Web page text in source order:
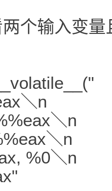
个输入变
＼n
＼n
＼n
%0＼n